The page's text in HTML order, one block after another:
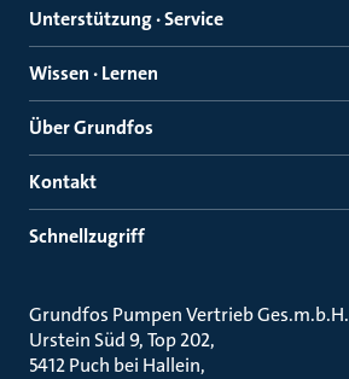
Unterstützung · Service
Wissen · Lernen
Über Grundfos
Kontakt
Schnellzugriff
Grundfos Pumpen Vertrieb Ges.m.b.H.
Urstein Süd 9, Top 202
5412 Puch bei Hallein